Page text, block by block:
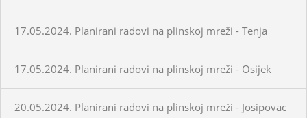
17.05.2024. Planirani radovi na plinskoj mreži - Tenja
17.05.2024. Planirani radovi na plinskoj mreži - Osijek
20.05.2024. Planirani radovi na plinskoj mreži - Josipovac